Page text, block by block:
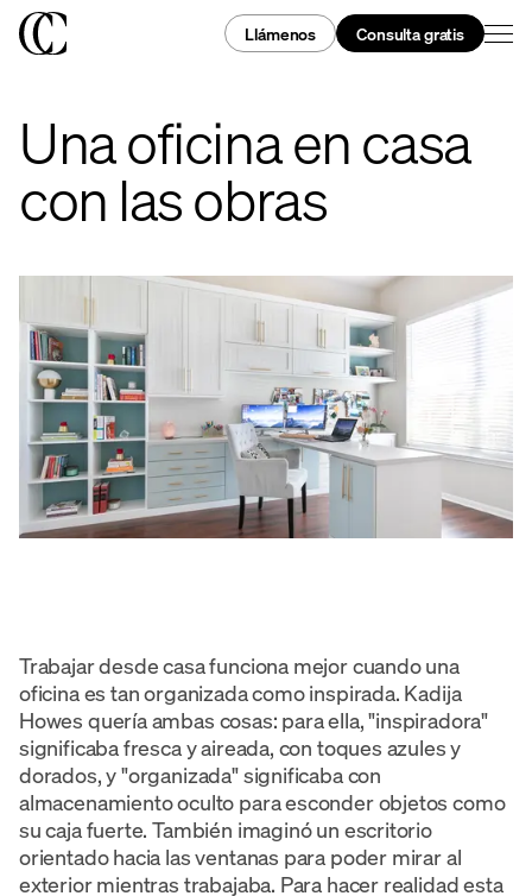
Llámenos Consulta gratis
Una oficina en casa
con las obras
Trabajar desde casa funciona mejor cuando una
oficina es tan organizada como inspirada. Kadija
Howes quería ambas cosas: para ella, "inspiradora"
significaba fresca y aireada, con toques azules y
dorados, y "organizada" significaba con
almacenamiento oculto para esconder objetos como
su caja fuerte. También imaginó un escritorio
orientado hacia las ventanas para poder mirar al
exterior mientras trabajaba. Para hacer realidad esta